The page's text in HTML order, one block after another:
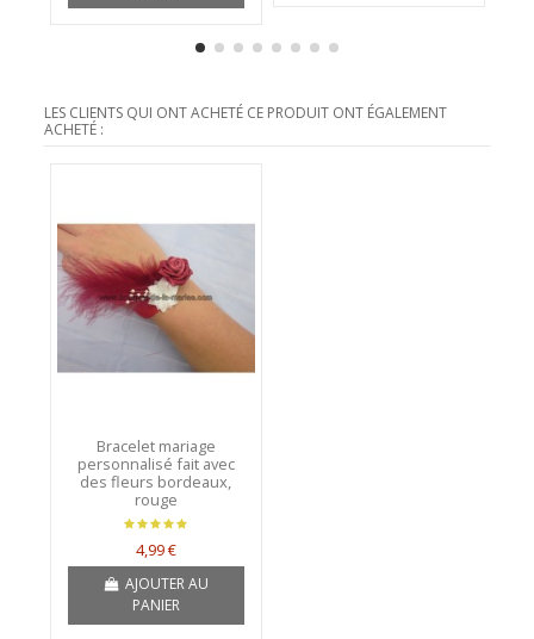
LES CLIENTS QUI ONT ACHETÉ CE PRODUIT ONT ÉGALEMENT
ACHETÉ :
Bracelet mariage
personnalisé fait avec
des fleurs bordeaux,
rouge
4,99 €
AJOUTER AU
PANIER